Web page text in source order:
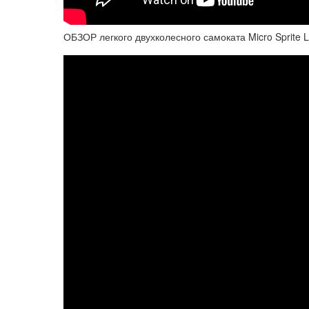
ОБЗОР легкого двухколесного самоката Micro Sprite